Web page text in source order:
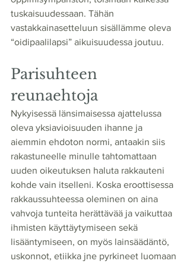
tuskaisuudessaan. Tähän
vastakkainasetteluun sisällämme oleva
“oidipaalilapsi” aikuisuudessa joutuu.
Parisuhteen
reunaehtoja
Nykyisessä länsimaisessa ajattelussa
oleva yksiavioisuuden ihanne ja
aiemmin ehdoton normi, antaakin siis
rakastuneelle minulle tahtomattaan
uuden oikeutuksen haluta rakkauteni
kohde vain itselleni. Koska eroottisessa
rakkaussuhteessa oleminen on aina
vahvoja tunteita herättävää ja vaikuttaa
ihmisten käyttäytymiseen sekä
lisääntymiseen, on myös lainsäädäntö,
uskonnot, etiikka jne pyrkineet luomaan